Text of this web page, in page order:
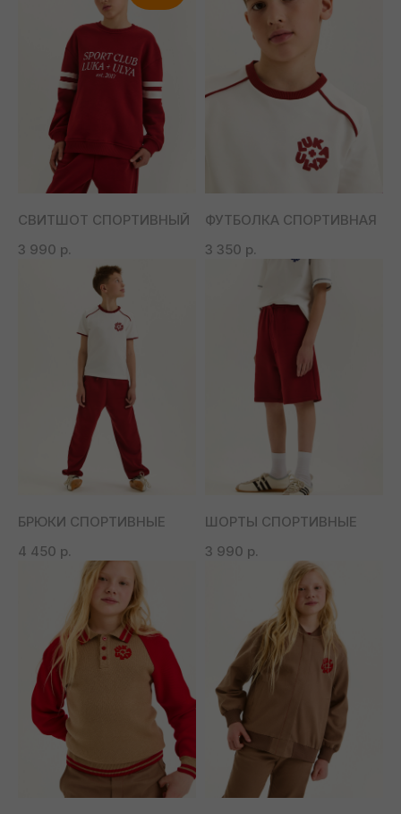
СВИТШОТ СПОРТИВНЫЙ
3 990 р.
ФУТБОЛКА СПОРТИВНАЯ
3 350 р.
БРЮКИ СПОРТИВНЫЕ
4 450 р.
ШОРТЫ СПОРТИВНЫЕ
3 990 р.